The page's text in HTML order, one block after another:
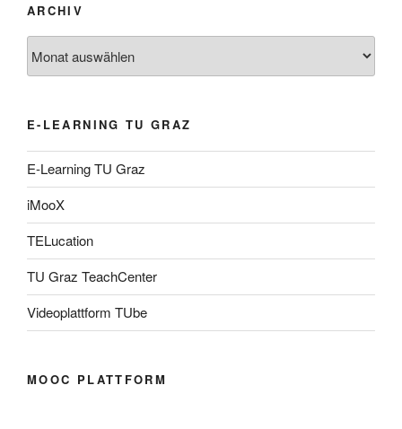
ARCHIV
E-LEARNING TU GRAZ
E-Learning TU Graz
iMooX
TELucation
TU Graz TeachCenter
Videoplattform TUbe
MOOC PLATTFORM